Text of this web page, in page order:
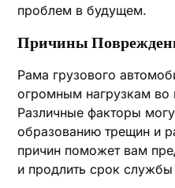
проблем в будущем.
Причины
Рама грузового
огромным нагрузкам во
Различные факторы
образованию трещин и
причин поможет вам
и продлить срок